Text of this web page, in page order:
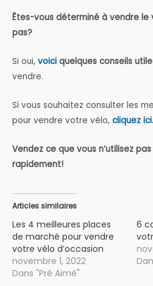
Êtes-vous déterminé à vendre le
pas?
Si oui, voici quelques conseils
vendre.
Si vous souhaitez consulter les
pour vendre votre vélo, cliquez ici.
Vendez ce que vous n’utilisez
rapidement!
Articles similaires
Les 4 meilleures places
de marché pour vendre
votre vélo d’occasion
novembre 1, 2022
Dans "Pré Aimé"
6